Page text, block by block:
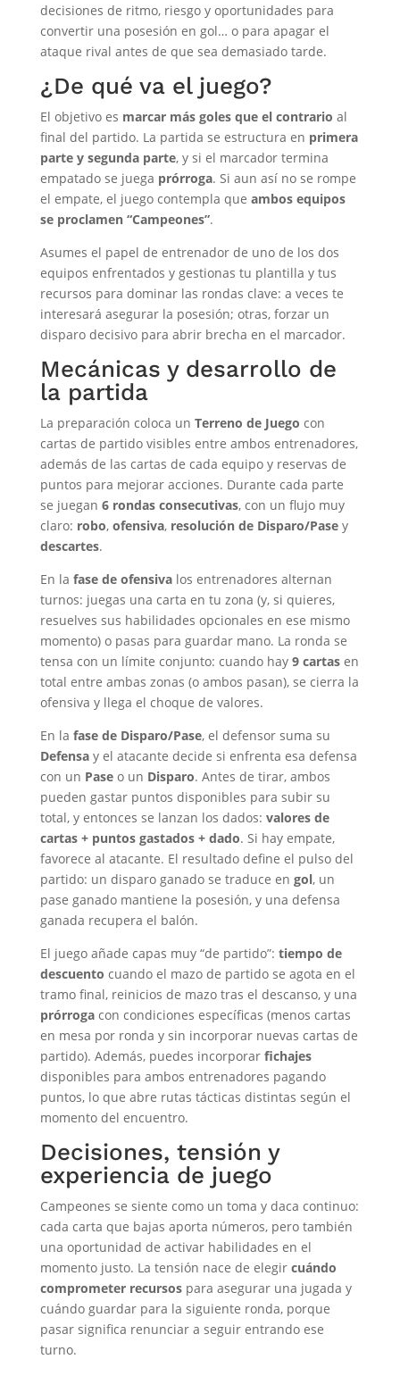
decisiones de ritmo, riesgo y oportunidades para
convertir una posesión en gol… o para apagar el
ataque rival antes de que sea demasiado tarde.
¿De qué va el juego?
El objetivo es marcar más goles que el contrario al
final del partido. La partida se estructura en primera
parte y segunda parte, y si el marcador termina
empatado se juega prórroga. Si aun así no se rompe
el empate, el juego contempla que ambos equipos
se proclamen “Campeones”.
Asumes el papel de entrenador de uno de los dos
equipos enfrentados y gestionas tu plantilla y tus
recursos para dominar las rondas clave: a veces te
interesará asegurar la posesión; otras, forzar un
disparo decisivo para abrir brecha en el marcador.
Mecánicas y desarrollo de
la partida
La preparación coloca un Terreno de Juego con
cartas de partido visibles entre ambos entrenadores,
además de las cartas de cada equipo y reservas de
puntos para mejorar acciones. Durante cada parte
se juegan 6 rondas consecutivas, con un flujo muy
claro: robo, ofensiva, resolución de Disparo/Pasey
descartes.
En la fase de ofensivalos entrenadores alternan
turnos: juegas una carta en tu zona (y, si quieres,
resuelves sus habilidades opcionales en ese mismo
momento) o pasas para guardar mano. La ronda se
tensa con un límite conjunto: cuando hay 9 cartasen
total entre ambas zonas (o ambos pasan), se cierra la
ofensiva y llega el choque de valores.
En la fase de Disparo/Pase, el defensor suma su
Defensay el atacante decide si enfrenta esa defensa
con un Paseo un Disparo. Antes de tirar, ambos
pueden gastar puntos disponibles para subir su
total, y entonces se lanzan los dados: valores de
cartas + puntos gastados + dado. Si hay empate,
favorece al atacante. El resultado define el pulso del
partido: un disparo ganado se traduce en gol, un
pase ganado mantiene la posesión, y una defensa
ganada recupera el balón.
El juego añade capas muy “de partido”: tiempo de
descuento cuando el mazo de partido se agota en el
tramo final, reinicios de mazo tras el descanso, y una
prórrogacon condiciones específicas (menos cartas
en mesa por ronda y sin incorporar nuevas cartas de
partido). Además, puedes incorporar fichajes
disponibles para ambos entrenadores pagando
puntos, lo que abre rutas tácticas distintas según el
momento del encuentro.
Decisiones, tensión y
experiencia de juego
Campeones se siente como un toma y daca continuo:
cada carta que bajas aporta números, pero también
una oportunidad de activar habilidades en el
momento justo. La tensión nace de elegir cuándo
comprometer recursospara asegurar una jugada y
cuándo guardar para la siguiente ronda, porque
pasar significa renunciar a seguir entrando ese
turno.